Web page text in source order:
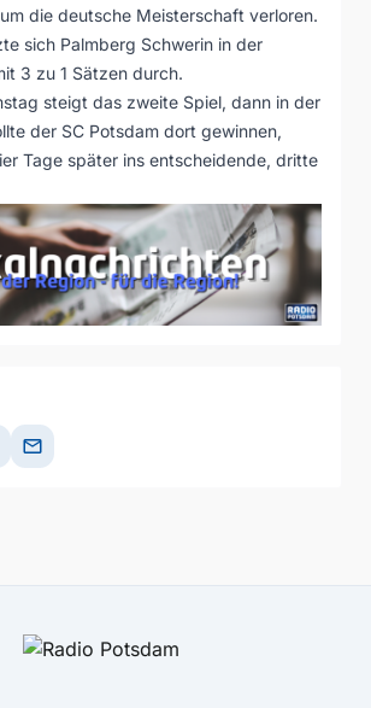
die deutsche Meisterschaft verloren.
sich Palmberg Schwerin in der
3 zu 1 Sätzen durch.
steigt das zweite Spiel, dann in der
der SC Potsdam dort gewinnen,
Tage später ins entscheidende, dritte
mail